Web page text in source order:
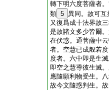
轉下明六度菩薩者
類 5 異同。故可互
又復爲成十法界故
是故諸文多少皆爾
在伏惑。通菩薩中
者。空慧已成般若
度者。六中即是生
即空之慧導彼生滅
應隨願利物受生。
故今文隨惑判生。